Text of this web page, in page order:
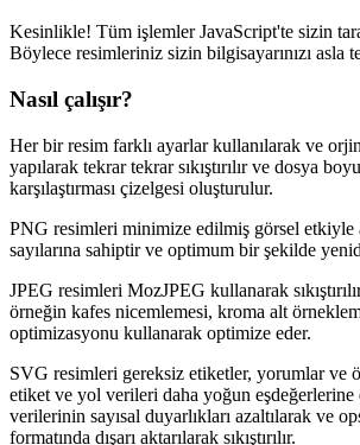
Kesinlikle! Tüm işlemler JavaScript'te sizin
Böylece resimleriniz sizin bilgisayarınızı asla
Nasıl çalışır?
Her bir resim farklı ayarlar kullanılarak ve
yapılarak tekrar tekrar sıkıştırılır ve dosya
karşılaştırması çizelgesi oluşturulur.
PNG resimleri minimize edilmiş görsel etkiyle
sayılarına sahiptir ve optimum bir şekilde
JPEG resimleri MozJPEG kullanarak
örneğin kafes nicemlemesi, kroma alt
optimizasyonu kullanarak optimize eder.
SVG resimleri gereksiz etiketler, yorumlar ve
etiket ve yol verileri daha yoğun
verilerinin sayısal duyarlıkları azaltılarak ve
formatında dışarı aktarılarak sıkıştırılır.